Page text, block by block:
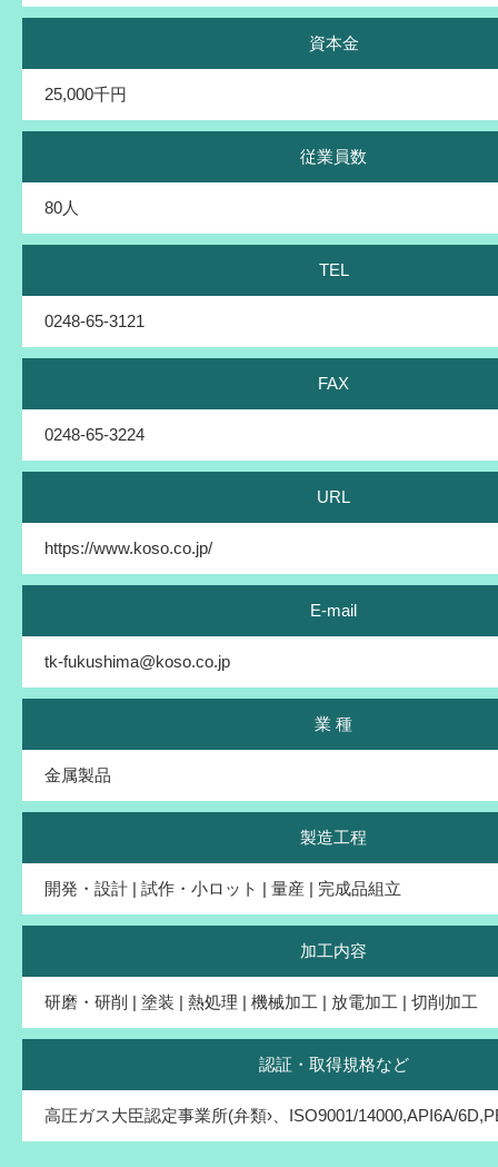
資本金
25,000千円
従業員数
80人
TEL
0248-65-3121
FAX
0248-65-3224
URL
https://www.koso.co.jp/
E-mail
tk-fukushima@koso.co.jp
業 種
金属製品
製造工程
開発・設計 | 試作・小ロット | 量産 | 完成品組立
加工内容
研磨・研削 | 塗装 | 熱処理 | 機械加工 | 放電加工 | 切削加工
認証・取得規格など
高圧ガス大臣認定事業所(弁類›、ISO9001/14000,API6A/